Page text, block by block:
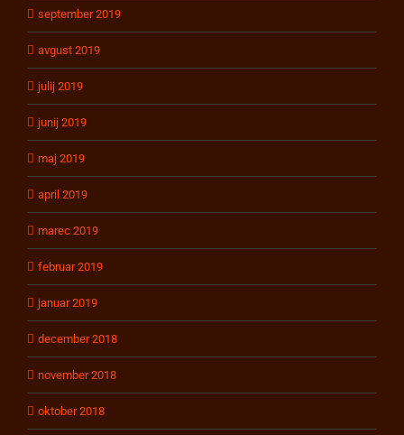
september 2019
avgust 2019
julij 2019
junij 2019
maj 2019
april 2019
marec 2019
februar 2019
januar 2019
december 2018
november 2018
oktober 2018